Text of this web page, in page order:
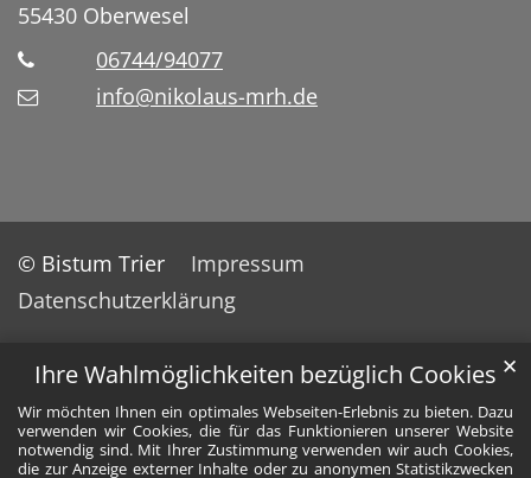
Ihre Wahlmöglichkeiten bezüglich Cookies
Wir möchten Ihnen ein optimales Webseiten-Erlebnis zu bieten. Dazu
verwenden wir Cookies, die für das Funktionieren unserer Website
notwendig sind. Mit Ihrer Zustimmung verwenden wir auch Cookies,
die zur Anzeige externer Inhalte oder zu anonymen Statistikzwecken
✕
55430 Oberwesel
06744/94077
info@nikolaus-mrh.de
© Bistum Trier
Impressum
Datenschutzerklärung